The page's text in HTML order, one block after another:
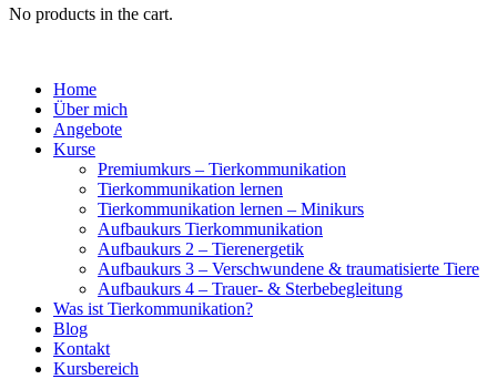
No products in the cart.
Home
Über mich
Angebote
Kurse
Premiumkurs – Tierkommunikation
Tierkommunikation lernen
Tierkommunikation lernen – Minikurs
Aufbaukurs Tierkommunikation
Aufbaukurs 2 – Tierenergetik
Aufbaukurs 3 – Verschwundene & traumatisierte Tiere
Aufbaukurs 4 – Trauer- & Sterbebegleitung
Was ist Tierkommunikation?
Blog
Kontakt
Kursbereich